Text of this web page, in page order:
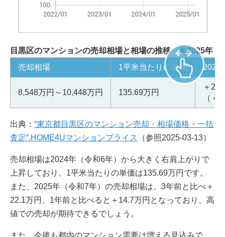
目黒区のマンションの売却相場と相場の推移 ※2025年（
売却相場
1平米当たりの単価 2022
8,548万円～10,448万円 135.69万円
＋
（＋
出典： “東京都目黒区のマンション売却・相場価格・一括
査定”.HOME4Uマンションプライス
（参照2025-03-13）
売却相場は2024年（令和6年）から大きく右肩上がりで
上昇しており、1平米当たりの単価は135.69万円です。
また、2025年（令和7年）の売却相場は、3年前と比べ＋
22.1万円、1年前と比べると＋14.7万円となっており、高
値での売却が期待できるでしょう。
また、今後も都内のマンション需要は増える見込みで